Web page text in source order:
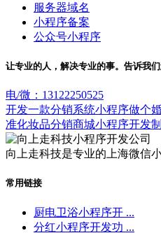
服务器域名
小程序备案
公众号小程序
让专业的人，解决专业的事。告诉我
电/微：13122250525
开发一款分销系统小程序做个
准化妆品分销商城小程序开发
向上走科技是专业的上海微信
常用链接
厨电卫浴小程序开 ...
分红小程序开发功 ...